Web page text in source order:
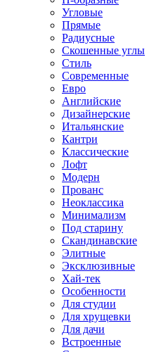
Угловые
Прямые
Радиусные
Скошенные углы
Стиль
Современные
Евро
Английские
Дизайнерские
Итальянские
Кантри
Классические
Лофт
Модерн
Прованс
Неоклассика
Минимализм
Под старину
Скандинавские
Элитные
Эксклюзивные
Хай-тек
Особенности
Для студии
Для хрущевки
Для дачи
Встроенные